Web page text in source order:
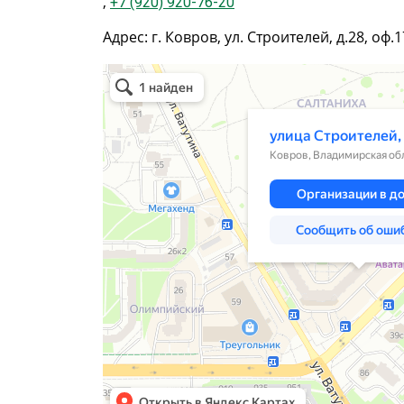
Адрес: г. Ковров, ул. Строителей, д.28,
Ковров
Улица Строителей, 28 — Яндекс.Карты